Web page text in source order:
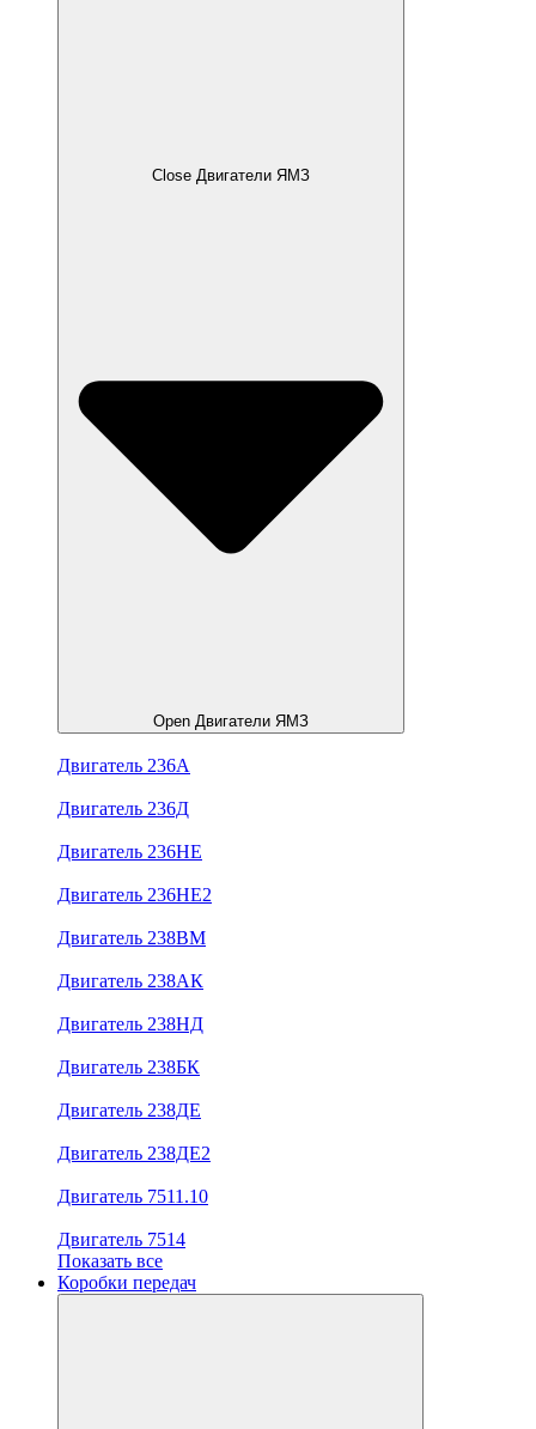
Close Двигатели ЯМЗ
Open Двигатели ЯМЗ
Двигатель 236А
Двигатель 236Д
Двигатель 236НЕ
Двигатель 236НЕ2
Двигатель 238ВМ
Двигатель 238АК
Двигатель 238НД
Двигатель 238БК
Двигатель 238ДЕ
Двигатель 238ДЕ2
Двигатель 7511.10
Двигатель 7514
Показать все
Коробки передач